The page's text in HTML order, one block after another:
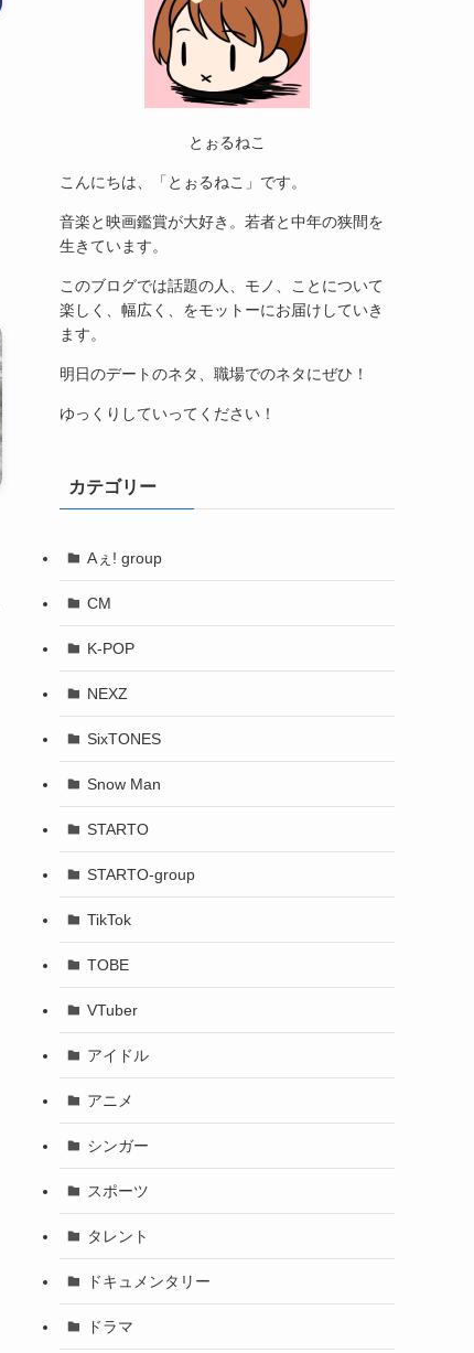
とぉるねこ
こんにちは、「とぉるねこ」です。
音楽と映画鑑賞が大好き。若者と中年の狭間を
生きています。
このブログでは話題の人、モノ、ことについて
楽しく、幅広く、をモットーにお届けしていき
ます。
明日のデートのネタ、職場でのネタにぜひ！
ゆっくりしていってください！
カテゴリー
Aぇ! group
CM
K-POP
NEXZ
SixTONES
Snow Man
STARTO
STARTO-group
TikTok
TOBE
VTuber
アイドル
アニメ
シンガー
スポーツ
タレント
ドキュメンタリー
ドラマ